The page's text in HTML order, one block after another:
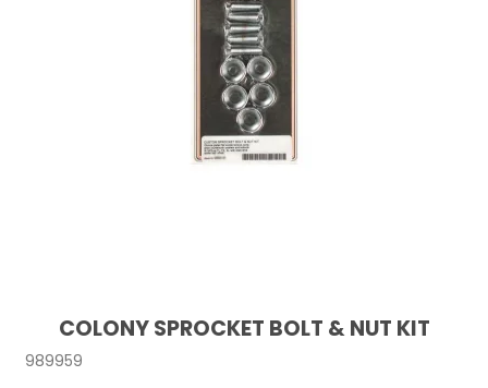
COLONY SPROCKET BOLT & NUT KIT
989959